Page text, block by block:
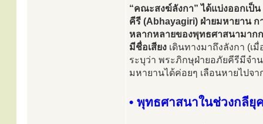
“คณะสงฆ์ลังกา” ได้แบ่งออกเป็
คีรี (Abhayagiri) ฝ่ายมหายาน
หลากหลายของพุทธศาสนามาก
มีชื่อเสียง เดินทางมาถึงลังกา (เ
ระบุว่า พระภิกษุฝ่ายอภัยคีรีมีจำ
มหายานได้ค่อยๆ เลือนหายไปจา
• พุทธศาสนาในช่วงกลียุ